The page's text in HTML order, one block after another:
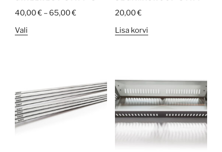
40,00€ – 65,00€
Vali
The
options
may
be
20,00€
Lisa korvi